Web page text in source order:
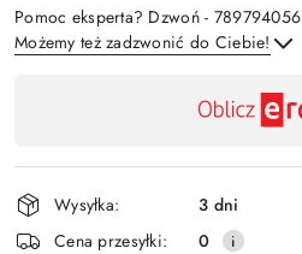
Pomoc eksperta? Dzwoń - 789794056
Możemy też zadzwonić do Ciebie!
płatność
i
dostawa
Wysyłka:
3 dni
Cena przesyłki:
0